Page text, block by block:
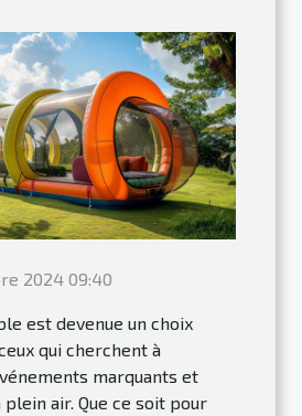
2024 09:40
est devenue un choix
qui cherchent à
marquants et
air. Que ce soit pour